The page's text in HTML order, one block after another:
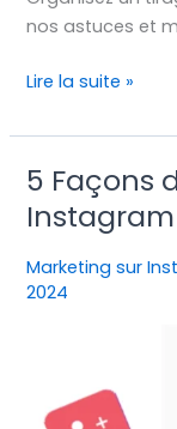
nos astuces et
Lire la suite »
5 Façons
Marketing sur
2024
5
Façons
d’Obtenir
des
Abonnés
2024